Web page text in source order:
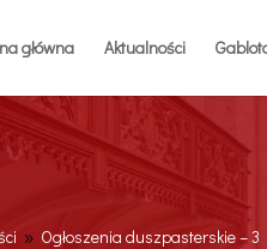
główna Aktualności
9 Ogłoszenia duszpasterskie –